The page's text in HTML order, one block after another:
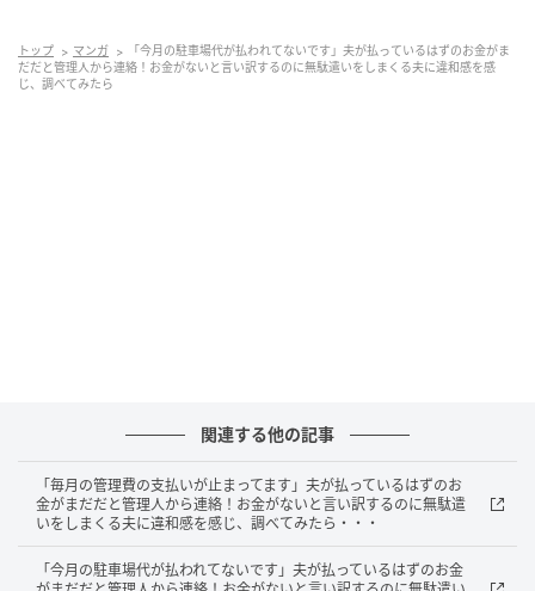
andGIRL
トップ マンガ
「今月の駐車場代が払われてないです」夫が払っているはずのお金がま
だだと管理人から連絡！お金がないと言い訳するのに無駄遣いをしまくる夫に違和感を感
じ、調べてみたら
関連する他の記事
「毎月の管理費の支払いが止まってます」夫が払っているはずのお
金がまだだと管理人から連絡！お金がないと言い訳するのに無駄遣
いをしまくる夫に違和感を感じ、調べてみたら・・・
「今月の駐車場代が払われてないです」夫が払っているはずのお金